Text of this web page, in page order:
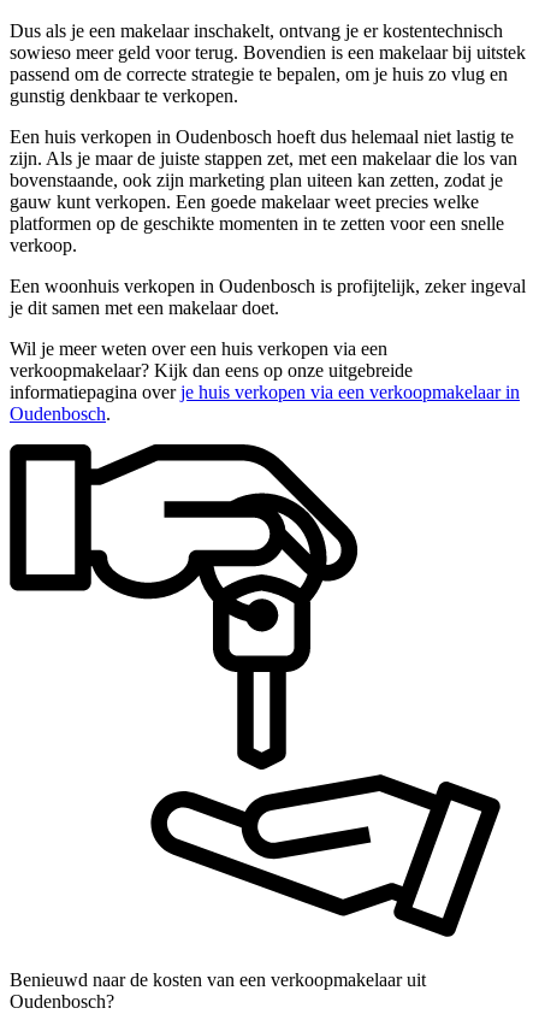
Dus als je een makelaar inschakelt, ontvang je er kostentechnisch
sowieso meer geld voor terug. Bovendien is een makelaar bij uitstek
passend om de correcte strategie te bepalen, om je huis zo vlug en
gunstig denkbaar te verkopen.
Een huis verkopen in Oudenbosch hoeft dus helemaal niet lastig te
zijn. Als je maar de juiste stappen zet, met een makelaar die los van
bovenstaande, ook zijn marketing plan uiteen kan zetten, zodat je
gauw kunt verkopen. Een goede makelaar weet precies welke
platformen op de geschikte momenten in te zetten voor een snelle
verkoop.
Een woonhuis verkopen in Oudenbosch is profijtelijk, zeker ingeval
je dit samen met een makelaar doet.
Wil je meer weten over een huis verkopen via een
verkoopmakelaar? Kijk dan eens op onze uitgebreide
informatiepagina overje huis verkopen via een verkoopmakelaar in
Oudenbosch.
Benieuwd naar de kosten van een verkoopmakelaar uit
Oudenbosch?